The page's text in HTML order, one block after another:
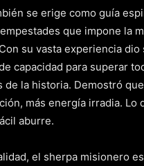
se erige como guía
que impone la
su vasta experiencia dio
capacidad para superar
de la historia. Demostró
más energía irradia. Lo
aburre.
el sherpa misionero